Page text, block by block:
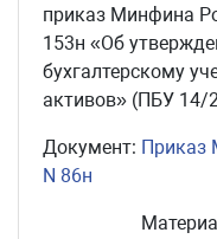
приказ Минфина
153н «Об
бухгалтерскому
активов» (ПБУ 14/
Документ: Приказ
N 86н